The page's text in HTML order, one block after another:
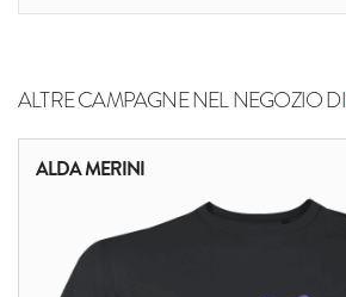
ALTRE CAMPAGNE NEL NEGOZIO DI
ALDA MERINI